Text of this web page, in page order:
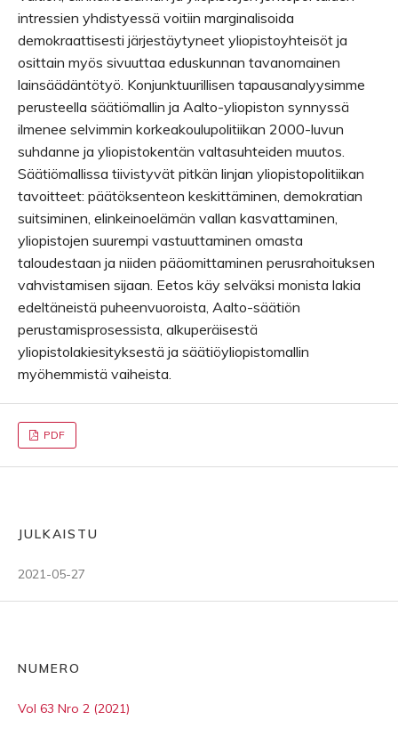
intressien yhdistyessä voitiin marginalisoida
demokraattisesti järjestäytyneet yliopistoyhteisöt ja
osittain myös sivuuttaa eduskunnan tavanomainen
lainsäädäntötyö. Konjunktuurillisen tapausanalyysimme
perusteella säätiömallin ja Aalto-yliopiston synnyssä
ilmenee selvimmin korkeakoulupolitiikan 2000-luvun
suhdanne ja yliopistokentän valtasuhteiden muutos.
Säätiömallissa tiivistyvät pitkän linjan yliopistopolitiikan
tavoitteet: päätöksenteon keskittäminen, demokratian
suitsiminen, elinkeinoelämän vallan kasvattaminen,
yliopistojen suurempi vastuuttaminen omasta
taloudestaan ja niiden pääomittaminen perusrahoituksen
vahvistamisen sijaan. Eetos käy selväksi monista lakia
edeltäneistä puheenvuoroista, Aalto-säätiön
perustamisprosessista, alkuperäisestä
yliopistolakiesityksestä ja säätiöyliopistomallin
myöhemmistä vaiheista.
PDF
JULKAISTU
2021-05-27
NUMERO
Vol 63 Nro 2 (2021)